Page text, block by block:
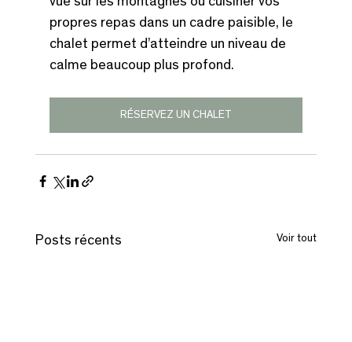
propres repas dans un cadre paisible, le
chalet permet d’atteindre un niveau de
calme beaucoup plus profond.
RÉSERVEZ UN CHALET
Posts récents Voir tout